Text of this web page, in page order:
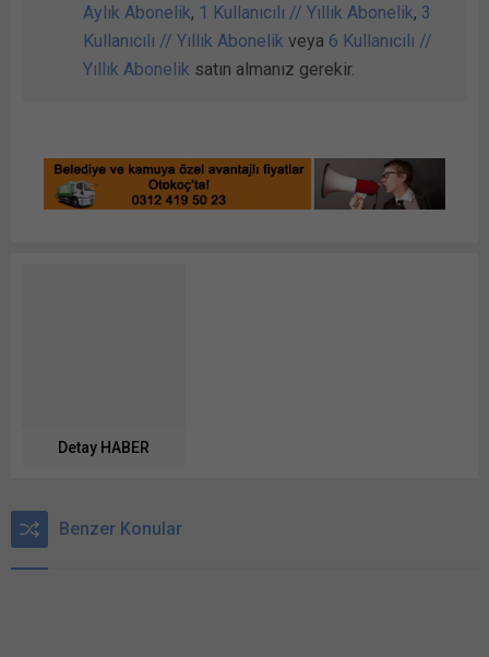
Aylık Abonelik, 1 Kullanıcılı // Yıllık Abonelik, 3
Kullanıcılı // Yıllık Abonelik veya 6 Kullanıcılı //
Yıllık Abonelik satın almanız gerekir.
Detay HABER
Benzer Konular